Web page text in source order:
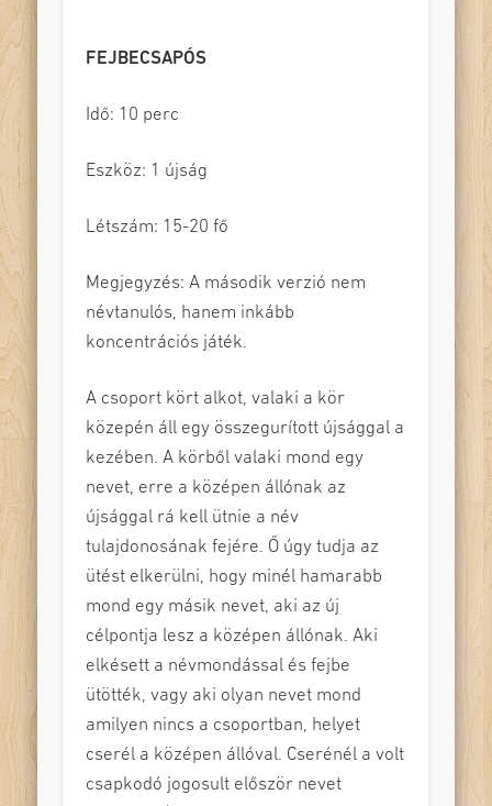
FEJBECSAPÓS
Idő: 10 perc
Eszköz: 1 újság
Létszám: 15-20 fő
Megjegyzés: A második verzió nem
névtanulós, hanem inkább
koncentrációs játék.
A csoport kört alkot, valaki a kör
közepén áll egy összegurított újsággal a
kezében. A körből valaki mond egy
nevet, erre a középen állónak az
újsággal rá kell ütnie a név
tulajdonosának fejére. Ő úgy tudja az
ütést elkerülni, hogy minél hamarabb
mond egy másik nevet, aki az új
célpontja lesz a középen állónak. Aki
elkésett a névmondással és fejbe
ütötték, vagy aki olyan nevet mond
amilyen nincs a csoportban, helyet
cserél a középen állóval. Cserénél a volt
csapkodó jogosult először nevet